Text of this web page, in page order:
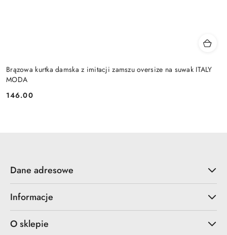
Brązowa kurtka damska z imitacji zamszu oversize na suwak ITALY
MODA
Cena:
146.00
Dane adresowe
Informacje
O sklepie